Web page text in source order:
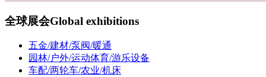
全球展会Global exhibitions
五金/建材/泵阀/暖通
园林/户外/运动体育/游乐设备
车配/两轮车/农业/机床